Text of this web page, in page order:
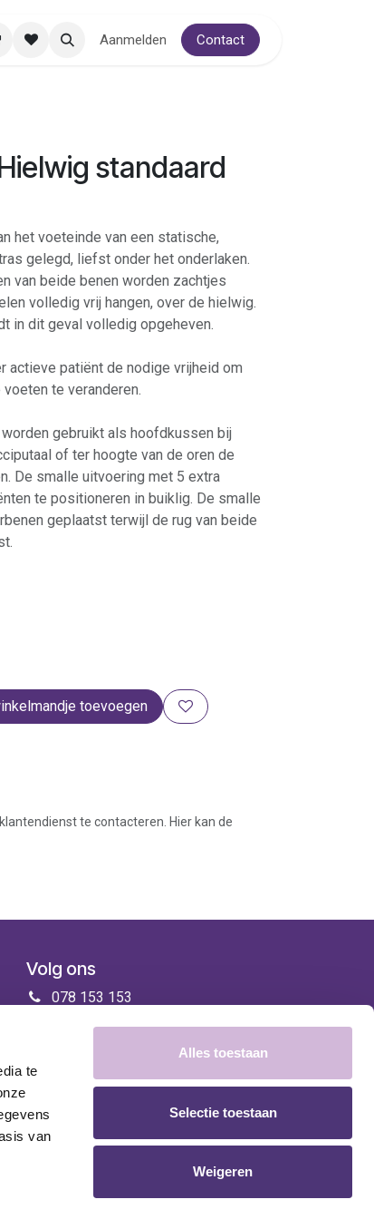
te
van
Alles toestaan
Selectie toestaan
Weigeren
Aanmelden Contact
standaard
het voeteinde van een statische,
gelegd, liefst onder het onderlaken.
van beide benen worden zachtjes
volledig vrij hangen, over de hielwig.
in dit geval volledig opgeheven.
actieve patiënt de nodige vrijheid om
te veranderen.
gebruikt als hoofdkussen bij
of ter hoogte van de oren de
De smalle uitvoering met 5 extra
te positioneren in buiklig. De smalle
geplaatst terwijl de rug van beide
toevoegen
te contacteren. Hier kan de
Volg ons
078 153 153